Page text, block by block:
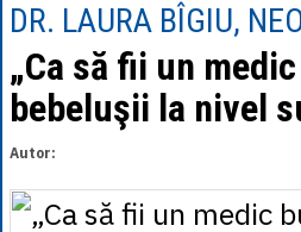
DR. LAURA BÎGIU,
„Ca să fii un
bebeluşii la nivel
Autor: